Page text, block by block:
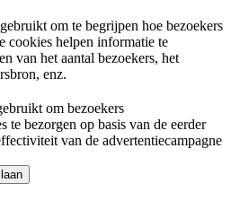
om te begrijpen hoe bezoekers
cookies helpen informatie te
van het aantal bezoekers, het
enz.
om bezoekers
te bezorgen op basis van de eerder
van de advertentiecampagne